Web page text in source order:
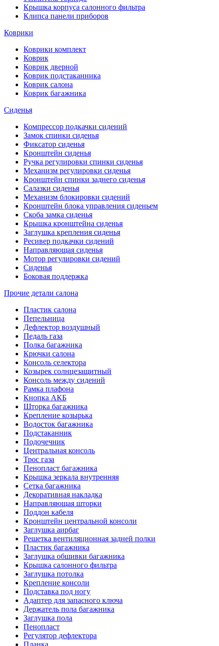
Крышка корпуса салонного фильтра
Клипса панели приборов
Коврики
Коврики комплект
Коврик
Коврик дверной
Коврик подстаканника
Коврик салона
Коврик багажника
Сиденья
Компрессор подкачки сидений
Замок спинки сиденья
Фиксатор сиденья
Кронштейн сиденья
Ручка регулировки спинки сиденья
Механизм регулировки сиденья
Кронштейн спинки заднего сиденья
Салазки сиденья
Механизм блокировки сидений
Кронштейн блока управления сиденьем
Скоба замка сиденья
Крышка кронштейна сиденья
Заглушка крепления сиденья
Ресивер подкачки сидений
Направляющая сиденья
Мотор регулировки сидений
Сиденья
Боковая поддержка
Прочие детали салона
Пластик салона
Пепельница
Дефлектор воздушный
Педаль газа
Полка багажника
Крючки салона
Консоль селектора
Козырек солнцезащитный
Консоль между сидений
Рамка плафона
Кнопка АКБ
Шторка багажника
Крепление козырька
Водосток багажника
Подстаканник
Подочечник
Центральная консоль
Трос газа
Пенопласт багажника
Крышка зеркала внутренняя
Сетка багажника
Декоративная накладка
Направляющая шторки
Поддон кабеля
Кронштейн центральной консоли
Заглушка аирбаг
Решетка вентиляционная задней полки
Пластик багажника
Заглушка обшивки багажника
Крышка салонного фильтра
Заглушка потолка
Крепление консоли
Подставка под ногу
Адаптер для запасного ключа
Держатель пола багажника
Заглушка пола
Пенопласт
Регулятор дефлектора
Планка